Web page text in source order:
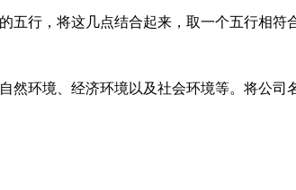
，将这几点结合起来，取一个五行相符
环境、经济环境以及社会环境等。将公司